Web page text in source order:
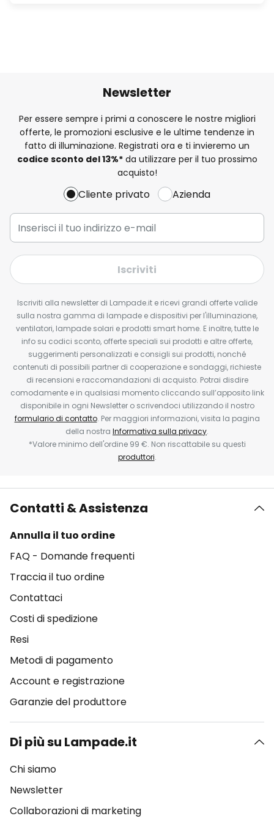
Newsletter
Per essere sempre i primi a conoscere le nostre migliori
offerte, le promozioni esclusive e le ultime tendenze in
fatto di illuminazione. Registrati ora e ti invieremo un
codice sconto del13%*da utilizzare per il tuo prossimo
acquisto!
Cliente privato Azienda
Iscriviti
Iscriviti alla newsletter di Lampade.it e ricevi grandi offerte valide
sulla nostra gamma di lampade e dispositivi per l'illuminazione,
ventilatori, lampade solari e prodotti smart home. E inoltre, tutte le
info su codici sconto, offerte speciali sui prodotti e altre offerte,
suggerimenti personalizzati e consigli sui prodotti, nonché
contenuti di possibili partner di cooperazione e sondaggi, richieste
di recensioni e raccomandazioni di acquisto. Potrai disdire
comodamente e in qualsiasi momento cliccando sull’apposito link
disponibile in ogni Newsletter o scrivendoci utilizzando il nostro
formulario di contatto. Per maggiori informazioni, visita la pagina
della nostra Informativa sulla privacy.
*Valore minimo dell'ordine 99 €. Non riscattabile su questi
produttori.
Contatti & Assistenza
Annulla il tuo ordine
FAQ - Domande frequenti
Traccia il tuo ordine
Contattaci
Costi di spedizione
Resi
Metodi di pagamento
Account e registrazione
Garanzie del produttore
Di più su Lampade.it
Chi siamo
Newsletter
Collaborazioni di marketing